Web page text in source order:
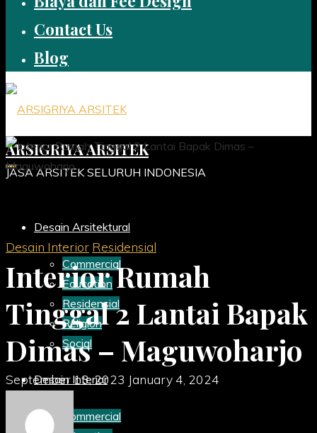
Contact Us
Blog
ARSIGRIYA ARSITEK
JASA ARSITEK SELURUH INDONESIA
Desain Arsitektural
Commercial
Education
Residensial
Religion
Social
Desain Interior
Commercial
Desain Interior Residensial
Interior Rumah
Tinggal 2 Lantai Bapak
Dimas – Maguwoharjo
September 13, 2023 January 4, 2024